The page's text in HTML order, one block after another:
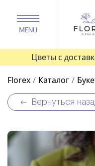
Цветы с
Florex Каталог
Вернуться